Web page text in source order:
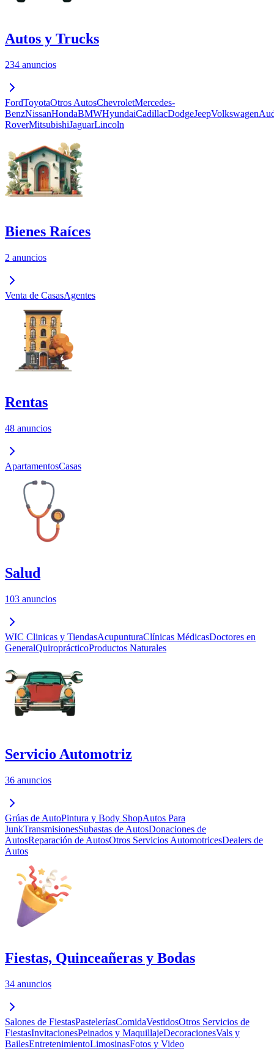
Autos y Trucks
234 anuncios
FordToyotaOtros AutosChevroletMercedes-
BenzNissanHondaBMWHyundaiCadillacDodgeJeepVolkswagen
RoverMitsubishiJaguarLincoln
Bienes Raíces
2 anuncios
Venta de CasasAgentes
Rentas
48 anuncios
ApartamentosCasas
Salud
103 anuncios
WIC Clinicas y TiendasAcupunturaClínicas MédicasDoctores en
GeneralQuiroprácticoProductos Naturales
Servicio Automotriz
36 anuncios
Grúas de AutoPintura y Body ShopAutos Para
JunkTransmisionesSubastas de AutosDonaciones de
AutosReparación de AutosOtros Servicios AutomotricesDealers de
Autos
Fiestas, Quinceañeras y Bodas
34 anuncios
Salones de FiestasPasteleríasComidaVestidosOtros Servicios de
FiestasInvitacionesPeinados y MaquillajeDecoracionesVals y
BailesEntretenimientoLimosinasFotos y Video